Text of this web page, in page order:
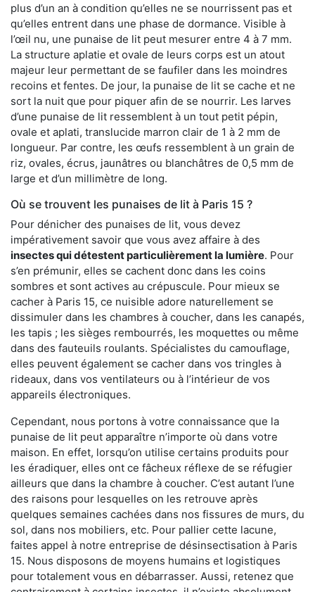
plus d’un an à condition qu’elles ne se nourrissent pas et
qu’elles entrent dans une phase de dormance. Visible à
l’œil nu, une punaise de lit peut mesurer entre 4 à 7 mm.
La structure aplatie et ovale de leurs corps est un atout
majeur leur permettant de se faufiler dans les moindres
recoins et fentes. De jour, la punaise de lit se cache et ne
sort la nuit que pour piquer afin de se nourrir. Les larves
d’une punaise de lit ressemblent à un tout petit pépin,
ovale et aplati, translucide marron clair de 1 à 2 mm de
longueur. Par contre, les œufs ressemblent à un grain de
riz, ovales, écrus, jaunâtres ou blanchâtres de 0,5 mm de
large et d’un millimètre de long.
Où se trouvent les punaises de lit à Paris 15 ?
Pour dénicher des punaises de lit, vous devez
impérativement savoir que vous avez affaire à des
insectes qui détestent particulièrement la lumière. Pour
s’en prémunir, elles se cachent donc dans les coins
sombres et sont actives au crépuscule. Pour mieux se
cacher à Paris 15, ce nuisible adore naturellement se
dissimuler dans les chambres à coucher, dans les canapés,
les tapis ; les sièges rembourrés, les moquettes ou même
dans des fauteuils roulants. Spécialistes du camouflage,
elles peuvent également se cacher dans vos tringles à
rideaux, dans vos ventilateurs ou à l’intérieur de vos
appareils électroniques.
Cependant, nous portons à votre connaissance que la
punaise de lit peut apparaître n’importe où dans votre
maison. En effet, lorsqu’on utilise certains produits pour
les éradiquer, elles ont ce fâcheux réflexe de se réfugier
ailleurs que dans la chambre à coucher. C’est autant l’une
des raisons pour lesquelles on les retrouve après
quelques semaines cachées dans nos fissures de murs, du
sol, dans nos mobiliers, etc. Pour pallier cette lacune,
faites appel à notre entreprise de désinsectisation à Paris
15. Nous disposons de moyens humains et logistiques
pour totalement vous en débarrasser. Aussi, retenez que